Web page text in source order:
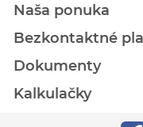
Naša ponuka
Bezkontaktné
Dokumenty
Kalkulačky